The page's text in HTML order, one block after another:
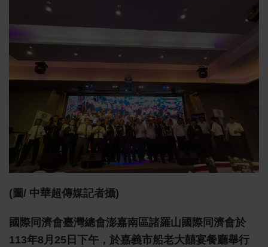
(圖/ 中華超傳媒記者攝)
國際同濟會臺灣總會澎嘉南區諸羅山國際同濟會於
113年8月25日下午，於嘉義市船老大囍宴餐廳舉行